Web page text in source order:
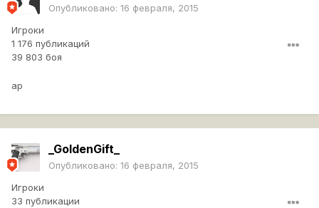
Опубликовано: 16 февраля, 2015
Игроки
1 176 публикаций
39 803 боя
ap
_GoldenGift_
Опубликовано: 16 февраля, 2015
Игроки
33 публикации